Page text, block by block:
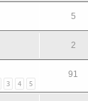
5
2
3 4 5
91